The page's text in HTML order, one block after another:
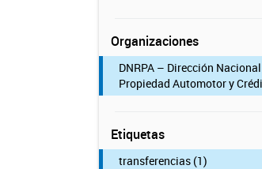
Organizaciones
DNRPA – Dirección
Propiedad Automotor y
Etiquetas
transferencias (1)